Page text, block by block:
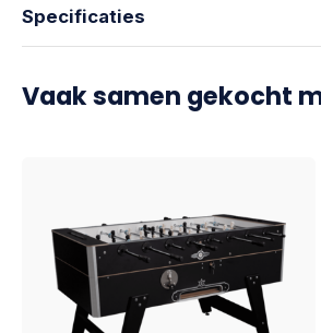
Specificaties
Vaak samen gekocht